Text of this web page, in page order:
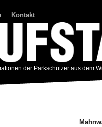
Kontakt
der Parkschützer aus dem